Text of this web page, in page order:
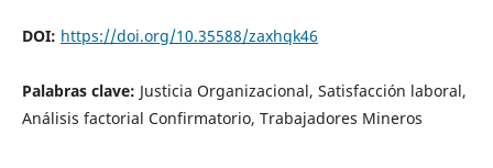
DOI: https://doi.org/10.35588/zaxhqk46
Palabras clave: Justicia Organizacional, Satisfacción laboral,
Análisis factorial Confirmatorio, Trabajadores Mineros